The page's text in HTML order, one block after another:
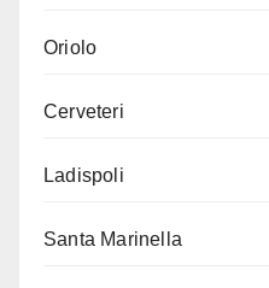
Oriolo
Cerveteri
Ladispoli
Santa Marinella